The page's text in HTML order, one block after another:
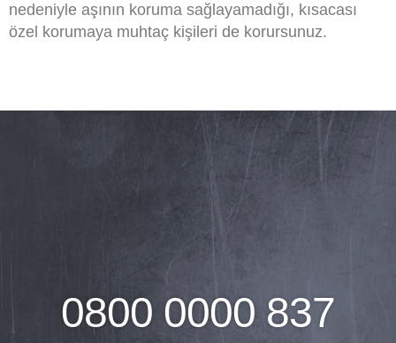
nedeniyle aşının koruma sağlayamadığı, kısacası
özel korumaya muhtaç kişileri de korursunuz.
0800 0000 837